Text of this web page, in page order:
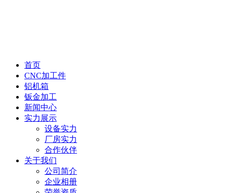
首页
CNC加工件
铝机箱
钣金加工
新闻中心
实力展示
设备实力
厂房实力
合作伙伴
关于我们
公司简介
企业相册